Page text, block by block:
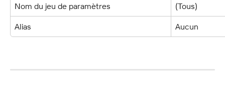
Nom du jeu de paramètres (Tous)
Alias Aucun